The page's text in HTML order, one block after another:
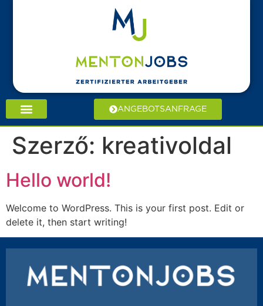
ANGEBOTSANFRAGE
Szerző: kreativoldal
Hello world!
Welcome to WordPress. This is your first post. Edit or
delete it, then start writing!